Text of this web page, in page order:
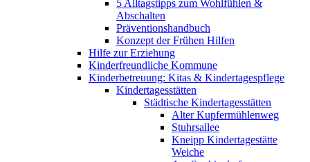
5 Alltagstipps zum Wohlfühlen &
Abschalten
Präventionshandbuch
Konzept der Frühen Hilfen
Hilfe zur Erziehung
Kinderfreundliche Kommune
Kinderbetreuung: Kitas & Kindertagespflege
Kindertagesstätten
Städtische Kindertagesstätten
Alter Kupfermühlenweg
Stuhrsallee
Kneipp Kindertagestätte
Weiche